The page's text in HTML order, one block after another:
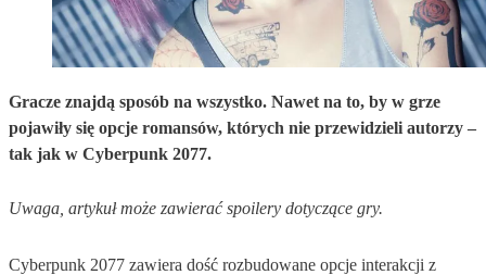
Gracze znajdą sposób na wszystko. Nawet na to, by w grze
pojawiły się opcje romansów, których nie przewidzieli autorzy –
tak jak w Cyberpunk 2077.
Uwaga, artykuł może zawierać spoilery dotyczące gry.
Cyberpunk 2077 zawiera dość rozbudowane opcje interakcji z